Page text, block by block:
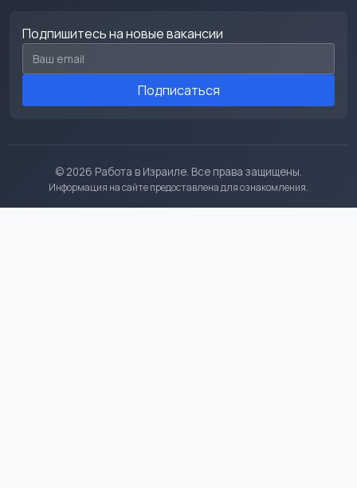
Подпишитесь на новые вакансии
Email для подписки
Подписаться
© 2026 Работа в Израиле. Все права защищены.
Информация на сайте предоставлена для ознакомления.